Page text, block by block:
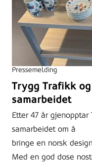
Pressemelding
Trygg Trafikk
samarbeidet
Etter 47 år
samarbeidet om å
bringe en norsk
Med en god dose